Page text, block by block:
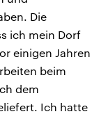
Die
ich mein Dorf
einigen Jahren
beim
dem
Ich hatte